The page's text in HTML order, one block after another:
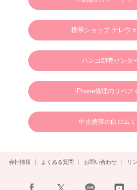
英語やタガログ語を話せる方向けプラン【 カメラ
なりますので、衣装などは全てお客様でご用意くだ
新年のご挨拶
謹んで新年のご挨拶を申し上げます。
旧年中は格別のご支援、ご愛顧を賜り、心より御礼
新しい年が、皆さまにとりまして、幸多き年となり
2025年1月1日
ボラカイウェディングフォト一同
2025.01.22
N様 2025年3月 ウェディングフォトご予約ありが
2024.08.30
携帯ショップ テレウ
ハンコ卸売センタ
iPhone修理のリペア
中古携帯の白ロム
会社情報 よくある質問 お問い合わせ リ